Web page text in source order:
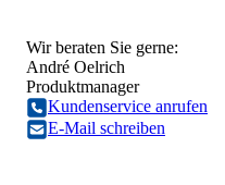
Wir beraten Sie gerne:
André Oelrich
Produktmanager
Kundenservice anrufen
E-Mail schreiben